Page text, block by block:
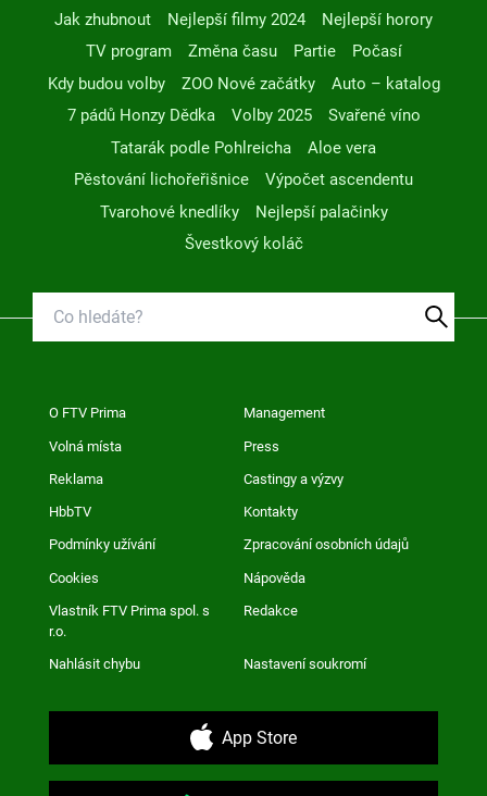
Jak zhubnout Nejlepší filmy 2024
Nejlepší horory
TV program
Změna času Partie
Počasí
Kdy budou volby
ZOO Nové začátky
Auto – katalog
7 pádů Honzy Dědka
Volby 2025
Svařené víno
Tatarák podle Pohlreicha
Aloe vera
Pěstování lichořeřišnice
Výpočet ascendentu
Tvarohové knedlíky
Nejlepší palačinky
Švestkový koláč
O FTV Prima Management
Volná místa Press
Reklama Castingy a výzvy
HbbTV Kontakty
Podmínky užívání Zpracování osobních údajů
Cookies Nápověda
Vlastník FTV Prima spol. s
r.o.
Redakce
Nahlásit chybu Nastavení soukromí
App Store